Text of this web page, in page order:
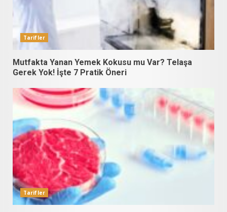
Tarifler
Mutfakta Yanan Yemek Kokusu mu Var? Telaşa
Gerek Yok! İşte 7 Pratik Öneri
Tarifler